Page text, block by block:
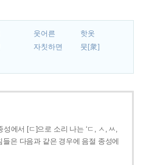
웃어른
핫옷
자칫하면
뭇[衆]
성에서 [ㄷ]으로 소리 나는 ‘ㄷ, ㅅ, ㅆ,
들은 다음과 같은 경우에 음절 종성에